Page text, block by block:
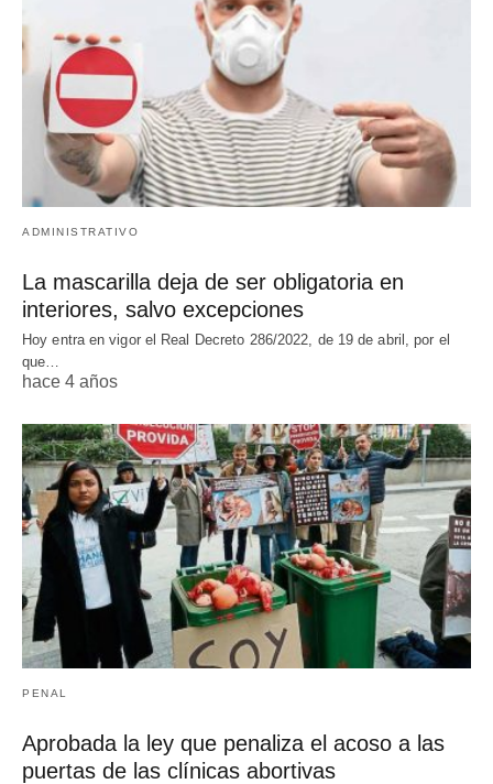
ADMINISTRATIVO
La mascarilla deja de ser obligatoria en
interiores, salvo excepciones
Hoy entra en vigor el Real Decreto 286/2022, de 19 de abril, por el
que…
hace 4 años
PENAL
Aprobada la ley que penaliza el acoso a las
puertas de las clínicas abortivas